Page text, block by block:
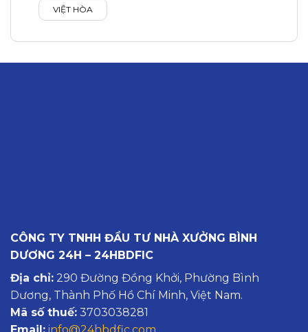
VIỆT HÒA
CÔNG TY TNHH ĐẦU TƯ NHÀ XƯỞNG BÌNH
DƯƠNG 24H – 24HBDFIC
Địa chỉ: 290 Đường Đồng Khởi, Phường Bình
Dương, Thành Phố Hồ Chí Minh, Việt Nam.
Mã số thuế: 3703038281